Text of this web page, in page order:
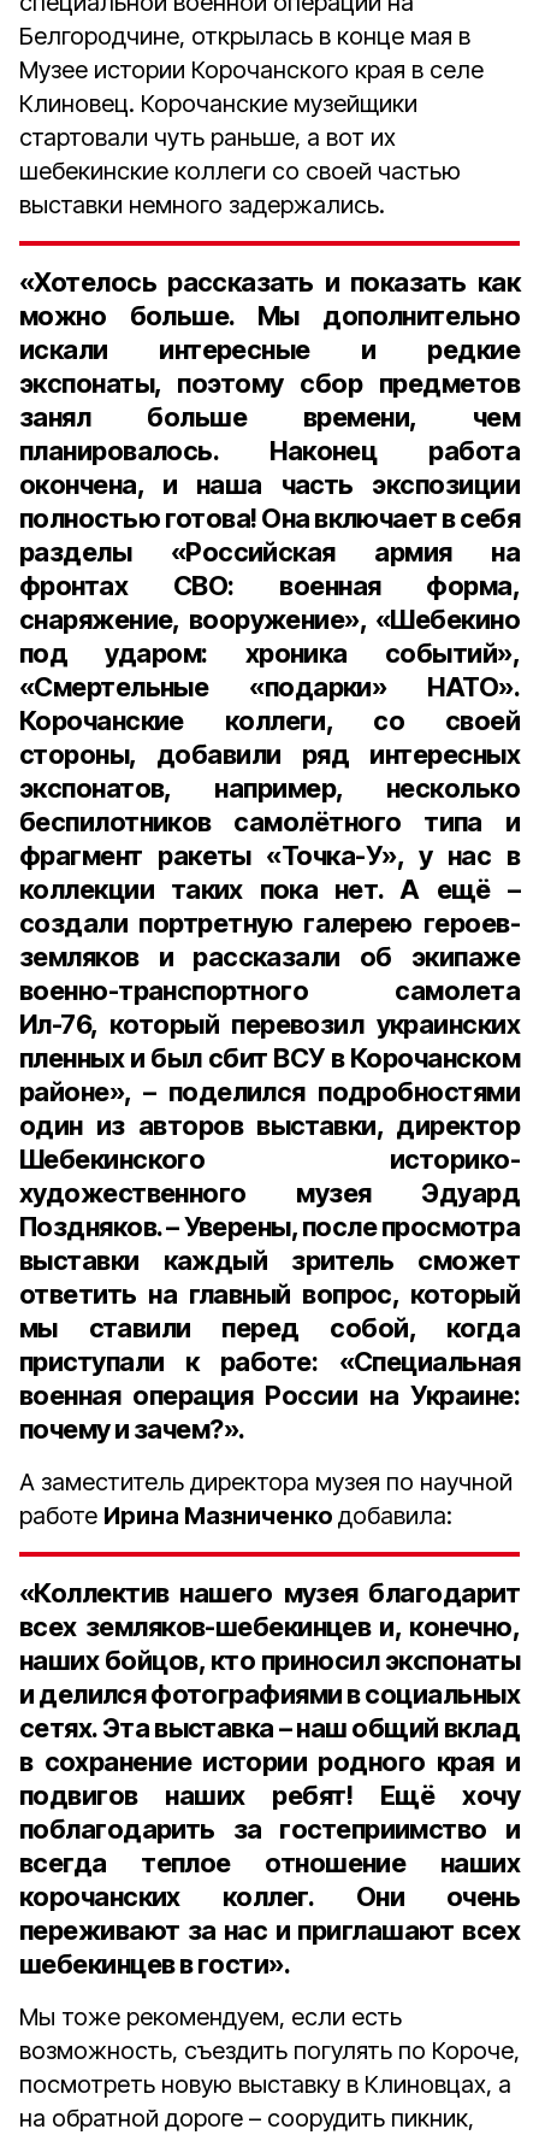
Белгородчине, открылась в конце мая в
Музее истории Корочанского края в селе
Клиновец. Корочанские музейщики
стартовали чуть раньше, а вот их
шебекинские коллеги со своей частью
выставки немного задержались.
«Хотелось рассказать и показать как
можно больше. Мы дополнительно
искали интересные и редкие
экспонаты, поэтому сбор предметов
занял больше времени, чем
планировалось. Наконец работа
окончена, и наша часть экспозиции
полностью готова! Она включает в себя
разделы «Российская армия на
фронтах СВО: военная форма,
снаряжение, вооружение», «Шебекино
под ударом: хроника событий»,
«Смертельные «подарки» НАТО».
Корочанские коллеги, со своей
стороны, добавили ряд интересных
экспонатов, например, несколько
беспилотников самолётного типа и
фрагмент ракеты «Точка-У», у нас в
коллекции таких пока нет. А ещё –
создали портретную галерею героев-
земляков и рассказали об экипаже
военно-транспортного самолета
Ил-76, который перевозил украинских
пленных и был сбит ВСУ в Корочанском
районе», – поделился подробностями
один из авторов выставки, директор
Шебекинского историко-
художественного музея Эдуард
Поздняков. – Уверены, после просмотра
выставки каждый зритель сможет
ответить на главный вопрос, который
мы ставили перед собой, когда
приступали к работе: «Специальная
военная операция России на Украине:
почему и зачем?».
А заместитель директора музея по научной
работе Ирина Мазниченко добавила:
«Коллектив нашего музея благодарит
всех земляков-шебекинцев и, конечно,
наших бойцов, кто приносил экспонаты
и делился фотографиями в социальных
сетях. Эта выставка – наш общий вклад
в сохранение истории родного края и
подвигов наших ребят! Ещё хочу
поблагодарить за гостеприимство и
всегда теплое отношение наших
корочанских коллег. Они очень
переживают за нас и приглашают всех
шебекинцев в гости».
Мы тоже рекомендуем, если есть
возможность, съездить погулять по Короче,
посмотреть новую выставку в Клиновцах, а
на обратной дороге – соорудить пикник,